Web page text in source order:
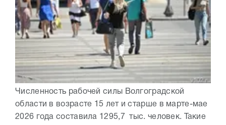
Численность рабочей силы Волгоградской
области в возрасте 15 лет и старше в марте-мае
2026 года составила 1295,7 тыс. человек. Такие